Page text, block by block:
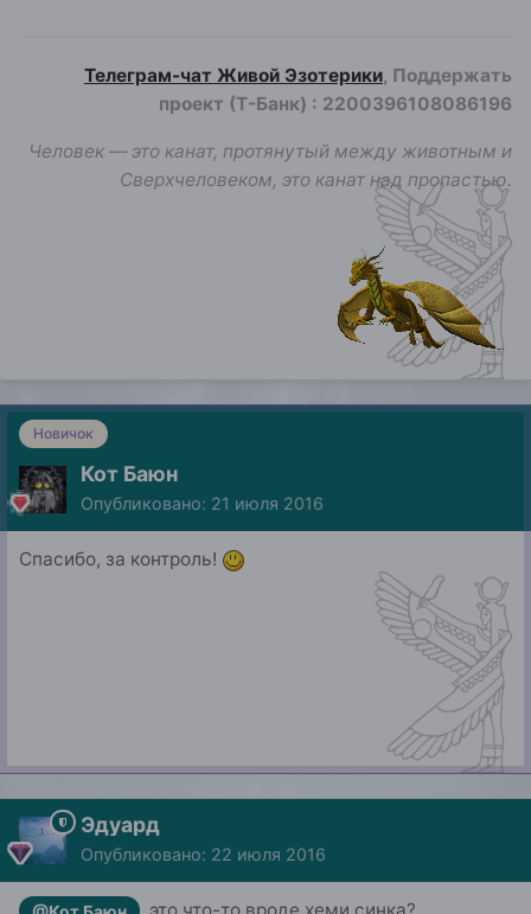
Телеграм-чат Живой Эзотерики, Поддержать
проект (Т-Банк) : 2200396108086196
Человек — это канат, протянутый между животным и
Сверхчеловеком, это канат над пропастью.
Новичок
Кот Баюн
Опубликовано: 21 июля 2016
Спасибо, за контроль!
Эдуард
Опубликовано: 22 июля 2016